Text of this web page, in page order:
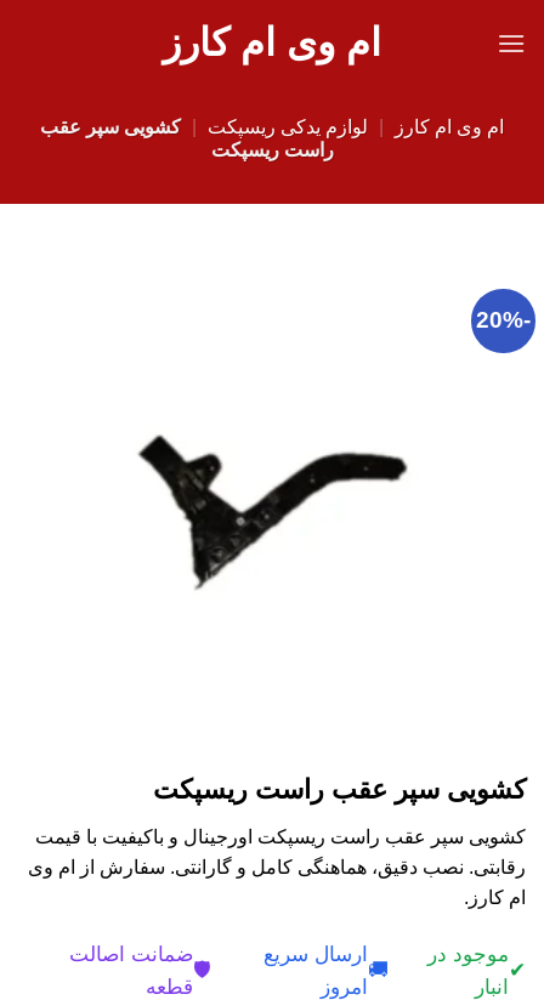
ام وی ام کارز
ام وی ام کارز لوازم یدکی ریسپکت
کشویی سپر عقب
راست ریسپکت
-20%
کشویی سپر عقب راست ریسپکت
کشویی سپر عقب راست ریسپکت اورجینال و باکیفیت با قیمت
رقابتی. نصب دقیق، هماهنگی کامل و گارانتی. سفارش از ام وی
ام کارز.
✔
موجود در
انبار
🚚
ارسال سریع
امروز
🛡️
ضمانت اصالت
قطعه